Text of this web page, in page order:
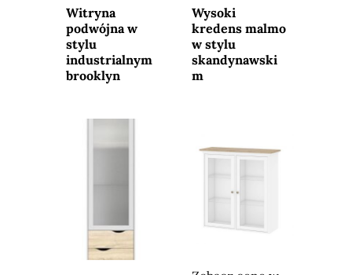
sklepu
Witryna
podwójna w
stylu
industrialnym
brooklyn
sklepu
Wysoki
kredens malmo
w stylu
skandynawski
m